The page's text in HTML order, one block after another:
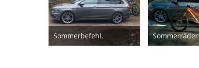
Sommerbefehl. Sommerräder